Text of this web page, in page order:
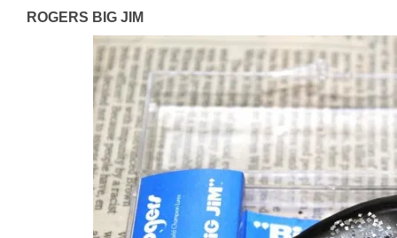
ROGERS BIG JIM